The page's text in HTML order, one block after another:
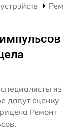
из
дадут оценку
Ремонт